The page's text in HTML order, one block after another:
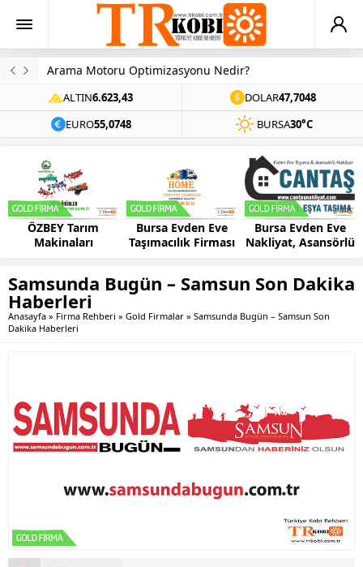
Arama Motoru Optimizasyonu Nedir?
ALTIN6.623,43 DOLAR47,7048
EURO55,0748 BURSA30°C
Bursa Evden Eve
Taşımacılık Firması
Bursa Evden Eve
Nakliyat, Asansörlü
Bursa Koltuk
Yıkama Firması
Samsunda Bugün – Samsun Son Dakika
Haberleri
Anasayfa » Firma Rehberi » Gold Firmalar » Samsunda Bugün – Samsun Son
Dakika Haberleri